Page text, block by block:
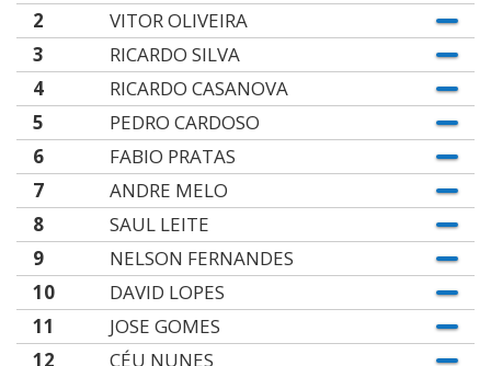
2
VITOR OLIVEIRA
3
RICARDO SILVA
4
RICARDO CASANOVA
5
PEDRO CARDOSO
6
FABIO PRATAS
7
ANDRE MELO
8
SAUL LEITE
9
NELSON FERNANDES
10
DAVID LOPES
11
JOSE GOMES
12
CÉU NUNES